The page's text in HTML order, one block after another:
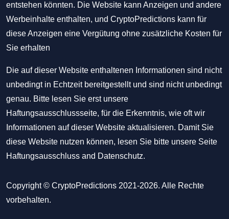
entstehen könnten. Die Website kann Anzeigen und andere
Werbeinhalte enthalten, und CryptoPredictions kann für
diese Anzeigen eine Vergütung ohne zusätzliche Kosten für
Sie erhalten
Die auf dieser Website enthaltenen Informationen sind nicht
unbedingt in Echtzeit bereitgestellt und sind nicht unbedingt
genau. Bitte lesen Sie erst unsere
Haftungsausschlussseite, für die Erkenntnis, wie oft wir
Informationen auf dieser Website aktualisieren. Damit Sie
diese Website nutzen können, lesen Sie bitte unsere Seite
Haftungsausschluss and Datenschutz.
Copyright © CryptoPredictions 2021-2026. Alle Rechte
vorbehalten.